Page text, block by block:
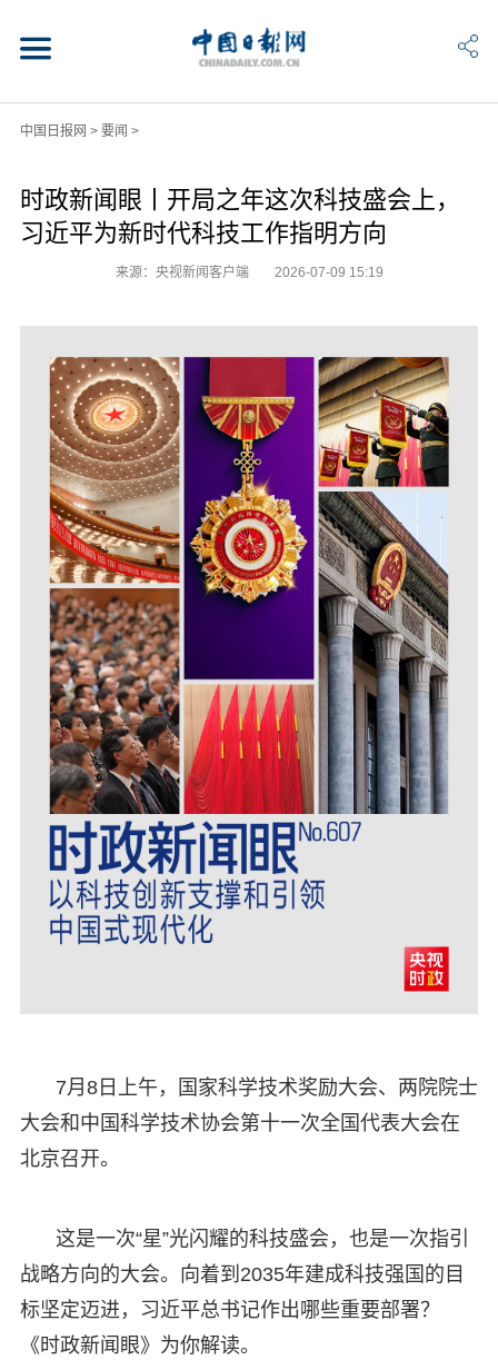
中国日报网 > 要闻 >
时政新闻眼丨开局之年这次科技盛会上，
习近平为新时代科技工作指明方向
来源：央视新闻客户端 2026-07-09 15:19
7月8日上午，国家科学技术奖励大会、两院院士
大会和中国科学技术协会第十一次全国代表大会在
北京召开。
这是一次“星”光闪耀的科技盛会，也是一次指引
战略方向的大会。向着到2035年建成科技强国的目
标坚定迈进，习近平总书记作出哪些重要部署？
《时政新闻眼》为你解读。